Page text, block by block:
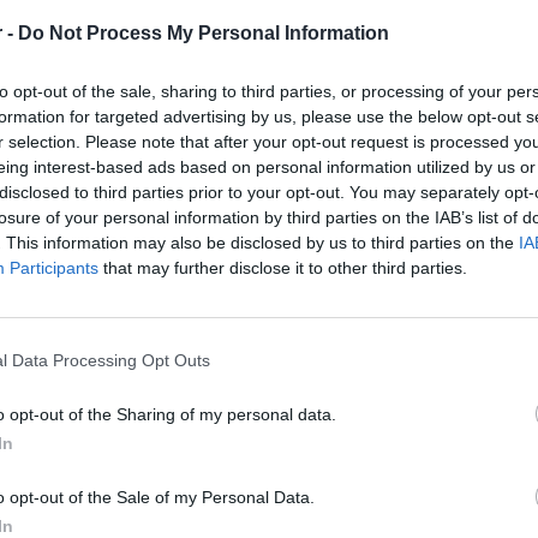
- Do Not Process My Personal Information
opt-out of the sale, sharing to third parties, or processing of your
for targeted advertising by us, please use the below opt-out
selection. Please note that after your opt-out request is processed
interest-based ads based on personal information utilized by us
to third parties prior to your opt-out. You may separately
of your personal information by third parties on the IAB’s list of
This information may also be disclosed by us to third parties on the
Participants that may further disclose it to other third parties.
Data Processing Opt Outs
opt-out of the Sharing of my personal data.
opt-out of the Sale of my Personal Data.
Εκτέλεση παραγγελιών (picking / packing / αποστολές)
Οργάνωση ροών και διασφάλιση ορθής διακίνησης
Συνεργασία με μεταφορικές και πελάτες
Ποιοτικός Έλεγχος & Συμμόρφωση
Ποιοτικός έλεγχος προϊόντων κατά την παραλαβή
Τήρηση και παρακολούθηση διαδικασιών ISO
Διαχείριση εγγράφων και αρχείων ποιότητας
Υποστήριξη γνωστοποιήσεων ιατροτεχνολογικών
Συμμόρφωση με εσωτερικές διαδικασίες και
Απαραίτητα Προσόντα
Εμπειρία σε χρήση WMS ή αντίστοιχου συστήματος